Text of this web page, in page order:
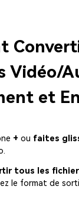
Vidéo/
et
+ ou faites
tous les
le format de